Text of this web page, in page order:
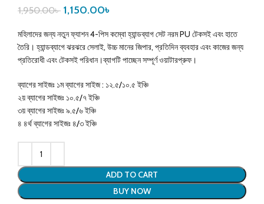
1,950.00৳ 1,150.00৳
মহিলাদের জন্য নতুন ফ্যাশন 4-পিস কম্বো হ্যান্ডব্যাগ সেট নরম PU টেকসই এবং হাতে
তৈরি। হ্যান্ডব্যাগে ঝরঝরে সেলাই, উচ্চ মানের জিপার, প্রতিদিন ব্যবহার এবং কাজের জন্য
প্রতিরোধী এবং টেকসই পরিধান।ব্যাগটি পাচ্ছেন সম্পূর্ণ ওয়াটারপ্রুফ।
ব্যাগের সাইজঃ ১ম ব্যাগের সাইজ : ১২.৫/১০.৫ ইঞ্চি
২য় ব্যাগের সাইজঃ ১০.৫/৭ ইঞ্চি
৩য় ব্যাগের সাইজঃ ৯.৫/৬ ইঞ্চি
৪ ৪র্থ ব্যাগের সাইজঃ ৪/৩ ইঞ্চি
ADD TO CART
BUY NOW